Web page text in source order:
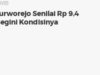
Senilai Rp 9,4
Kondisinya